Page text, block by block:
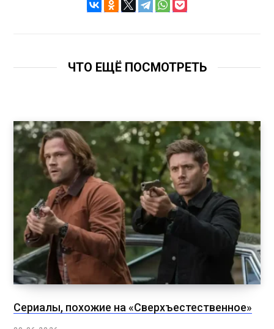
ЧТО ЕЩЁ ПОСМОТРЕТЬ
Сериалы, похожие на «Сверхъестественное»